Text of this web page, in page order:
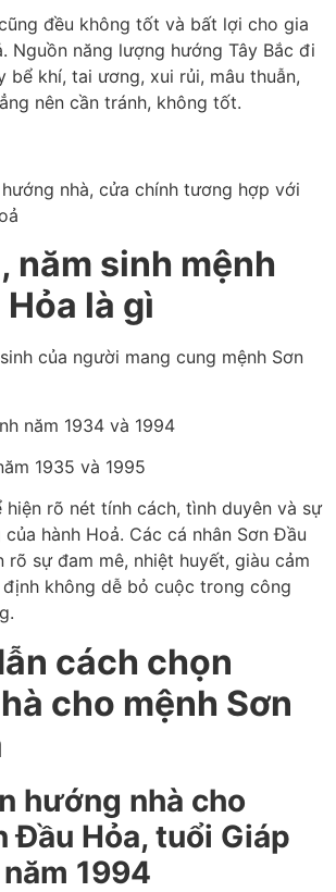
đều không tốt và bất lợi cho gia
Nguồn năng lượng hướng Tây Bắc đi
bể khí, tai ương, xui rủi, mâu thuẫn,
nên cần tránh, không tốt.
nhà, cửa chính tương hợp với
năm sinh mệnh
là gì
của người mang cung mệnh Sơn
năm 1934 và 1994
1935 và 1995
hiện rõ nét tính cách, tình duyên và sự
hành Hoả. Các cá nhân Sơn Đầu
rõ sự đam mê, nhiệt huyết, giàu cảm
không dễ bỏ cuộc trong công
cách chọn
cho mệnh Sơn
hướng nhà cho
Đầu Hỏa, tuổi Giáp
1994